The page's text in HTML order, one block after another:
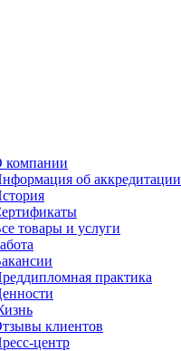
компании
об аккредитации
товары и услуги
практика
клиентов
центр